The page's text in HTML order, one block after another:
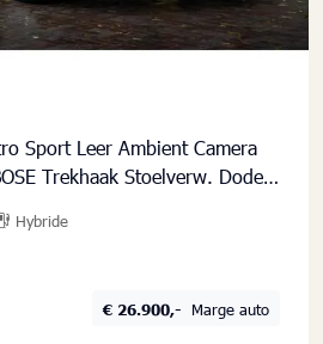
Sport Leer Ambient Camera
Trekhaak Stoelverw. Dode
Hybride
€ 26.900,- Marge auto